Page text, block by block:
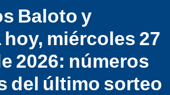
Baloto y
miércoles 27
2026: números
del último sorteo